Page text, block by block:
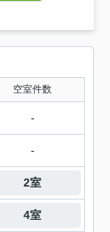
空室件数
-
-
2室
4室